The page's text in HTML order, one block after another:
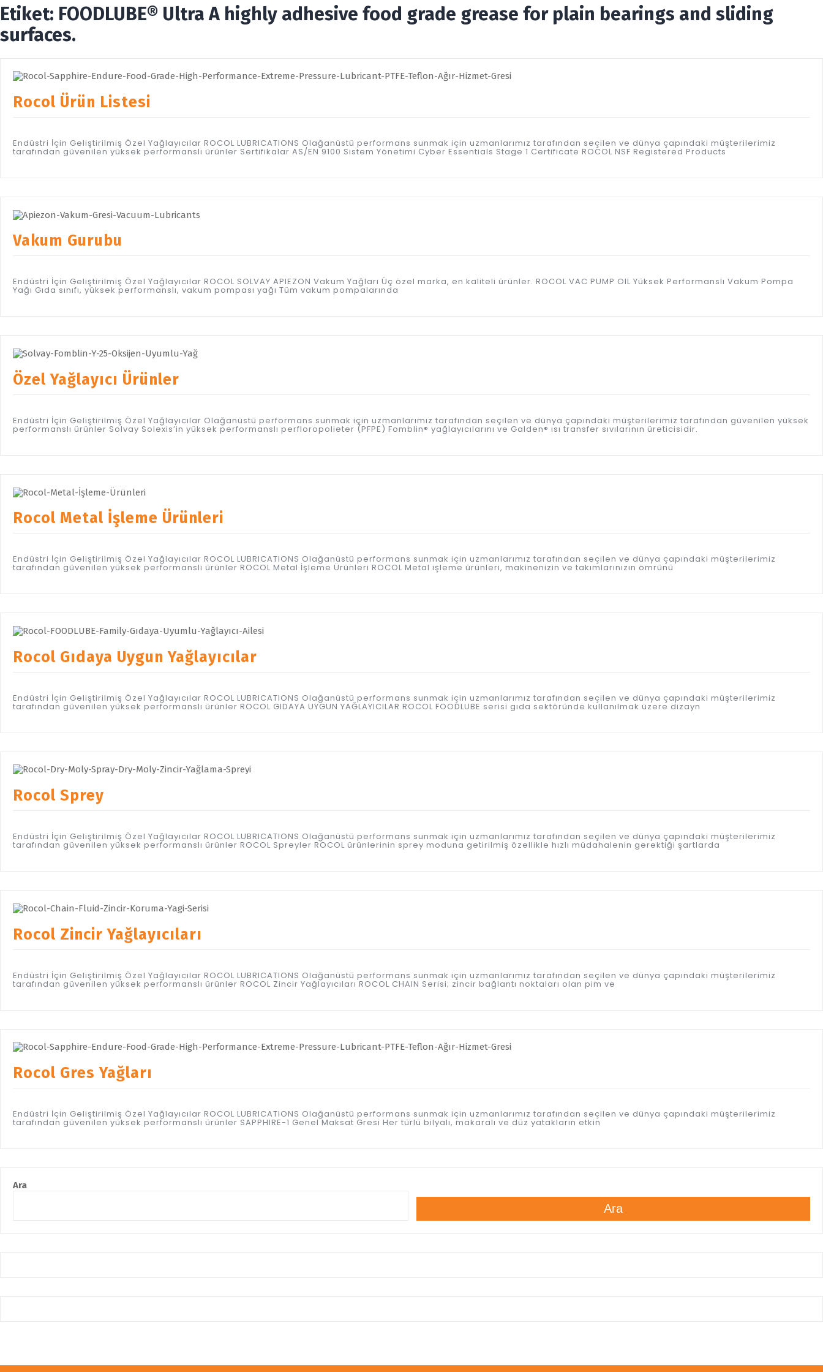
Etiket: FOODLUBE® Ultra A highly adhesive food grade grease for plain bearings and sliding
surfaces.
Rocol Ürün Listesi
Endüstri İçin Geliştirilmiş Özel Yağlayıcılar ROCOL LUBRICATIONS Olağanüstü performans sunmak için uzmanlarımız tarafından seçilen ve dünya çapındaki müşterilerimiz
tarafından güvenilen yüksek performanslı ürünler Sertifikalar AS/EN 9100 Sistem Yönetimi Cyber Essentials Stage 1 Certificate ROCOL NSF Registered Products
Vakum Gurubu
Endüstri İçin Geliştirilmiş Özel Yağlayıcılar ROCOL SOLVAY APIEZON Vakum Yağları Üç özel marka, en kaliteli ürünler. ROCOL VAC PUMP OIL Yüksek Performanslı Vakum Pompa
Yağı Gıda sınıfı, yüksek performanslı, vakum pompası yağı Tüm vakum pompalarında
Özel Yağlayıcı Ürünler
Endüstri İçin Geliştirilmiş Özel Yağlayıcılar Olağanüstü performans sunmak için uzmanlarımız tarafından seçilen ve dünya çapındaki müşterilerimiz tarafından güvenilen yüksek
performanslı ürünler Solvay Solexis’in yüksek performanslı perfloropolieter (PFPE) Fomblin® yağlayıcılarını ve Galden® ısı transfer sıvılarının üreticisidir.
Rocol Metal İşleme Ürünleri
Endüstri İçin Geliştirilmiş Özel Yağlayıcılar ROCOL LUBRICATIONS Olağanüstü performans sunmak için uzmanlarımız tarafından seçilen ve dünya çapındaki müşterilerimiz
tarafından güvenilen yüksek performanslı ürünler ROCOL Metal İşleme Ürünleri ROCOL Metal işleme ürünleri, makinenizin ve takımlarınızın ömrünü
Rocol Gıdaya Uygun Yağlayıcılar
Endüstri İçin Geliştirilmiş Özel Yağlayıcılar ROCOL LUBRICATIONS Olağanüstü performans sunmak için uzmanlarımız tarafından seçilen ve dünya çapındaki müşterilerimiz
tarafından güvenilen yüksek performanslı ürünler ROCOL GIDAYA UYGUN YAĞLAYICILAR ROCOL FOODLUBE serisi gıda sektöründe kullanılmak üzere dizayn
Rocol Sprey
Endüstri İçin Geliştirilmiş Özel Yağlayıcılar ROCOL LUBRICATIONS Olağanüstü performans sunmak için uzmanlarımız tarafından seçilen ve dünya çapındaki müşterilerimiz
tarafından güvenilen yüksek performanslı ürünler ROCOL Spreyler ROCOL ürünlerinin sprey moduna getirilmiş özellikle hızlı müdahalenin gerektiği şartlarda
Rocol Zincir Yağlayıcıları
Endüstri İçin Geliştirilmiş Özel Yağlayıcılar ROCOL LUBRICATIONS Olağanüstü performans sunmak için uzmanlarımız tarafından seçilen ve dünya çapındaki müşterilerimiz
tarafından güvenilen yüksek performanslı ürünler ROCOL Zincir Yağlayıcıları ROCOL CHAIN Serisi; zincir bağlantı noktaları olan pim ve
Rocol Gres Yağları
Endüstri İçin Geliştirilmiş Özel Yağlayıcılar ROCOL LUBRICATIONS Olağanüstü performans sunmak için uzmanlarımız tarafından seçilen ve dünya çapındaki müşterilerimiz
tarafından güvenilen yüksek performanslı ürünler SAPPHIRE-1 Genel Maksat Gresi Her türlü bilyalı, makaralı ve düz yatakların etkin
Ara
Ara